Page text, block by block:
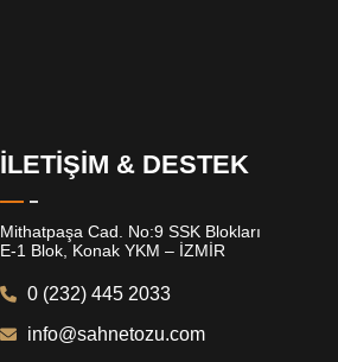
İLETİŞİM & DESTEK
Mithatpaşa Cad. No:9 SSK Blokları
E-1 Blok, Konak YKM – İZMİR
0 (232) 445 2033
info@sahnetozu.com